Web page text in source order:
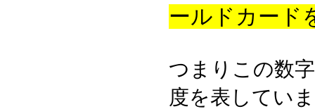
ールドカード
つまりこの数
度を表してい